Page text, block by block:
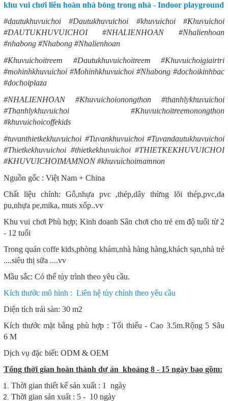
khu vui chơi liên hoàn nhà bóng trong nhà - Indoor playground
#dautukhuvuichoi #Dautukhuvuichoi #khuvuichoi #Khuvuichoi
#DAUTUKHUVUICHOI #NHALIENHOAN #Nhalienhoan
#nhabong #Nhabong #Nhalienhoan
#Khuvuichoitreem #Dautukhuvuichoitreem #Khuvuichoigiairtri
#mohinhkhuvuichoi #Mohinhkhuvuichoi #Nhabong #dochoikinhbac
#dochoiplaza
#NHALIENHOAN #Khuvuichoionongthon #thanhlykhuvuichoi
#Thanhlykhuvuichoi #Khuvuichoitreemonongthon
#khuvuichoicoffekids
#tuvanthietkekhuvuichoi #Tuvankhuvuichoi #Tuvandautukhuvuichoi
#Thietkekhuvuichoi #thietkekhuvuichoi #THIETKEKHUVUICHOI
#KHUVUICHOIMAMNON #khuvuichoimamnon
Nguồn gốc : Việt Nam + China
Chất liệu chính: Gỗ,nhựa pvc ,thép,dây thừng lõi thép,pvc,da
pu,nhựa pe,mika, muts xốp..vv
Khu vui chơi Phù hợp; Kinh doanh Sân chơi cho trẻ em độ tuổi từ 2
- 12 tuổi
Trong quán coffe kids,phòng khám,nhà hàng hàng,khách sạn,nhà trẻ
....siêu thị sữa ....vv
Mầu sắc: Có thể tủy trình theo yêu cầu.
Kích thước mô hình : Liên hệ tùy chỉnh theo yêu cầu
Diện tích trải sàn: 30 m2
Kích thước mặt bằng phù hợp : Tối thiểu - Cao 3.5m.Rộng 5 Sâu
6 M
Dịch vụ đặc biết: ODM & OEM
Tổng thời gian hoàn thành dự án khoảng 8 - 15 ngày bao gồm:
Thời gian thiết kế sản xuất : 1 ngày
Thời gian sản xuất : 5 - 10 ngày